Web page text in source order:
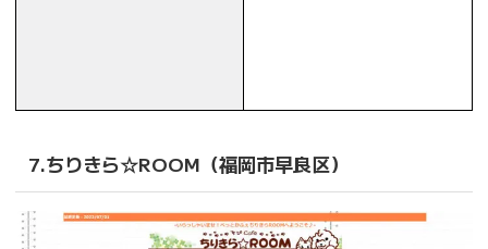
7.ちりきら☆ROOM（福岡市早良区）